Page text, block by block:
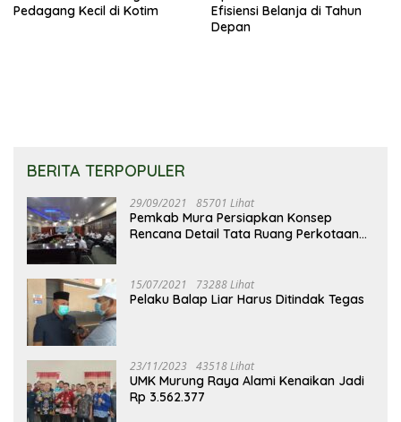
Pedagang Kecil di Kotim
Efisiensi Belanja di Tahun
Depan
BERITA TERPOPULER
29/09/2021 85701 Lihat
Pemkab Mura Persiapkan Konsep
Rencana Detail Tata Ruang Perkotaan
15/07/2021 73288 Lihat
Pelaku Balap Liar Harus Ditindak Tegas
23/11/2023 43518 Lihat
UMK Murung Raya Alami Kenaikan Jadi
Rp 3.562.377